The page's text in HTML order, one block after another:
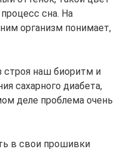
сна. На
организм понимает,
наш биоритм и
сахарного диабета,
деле проблема очень
в свои прошивки